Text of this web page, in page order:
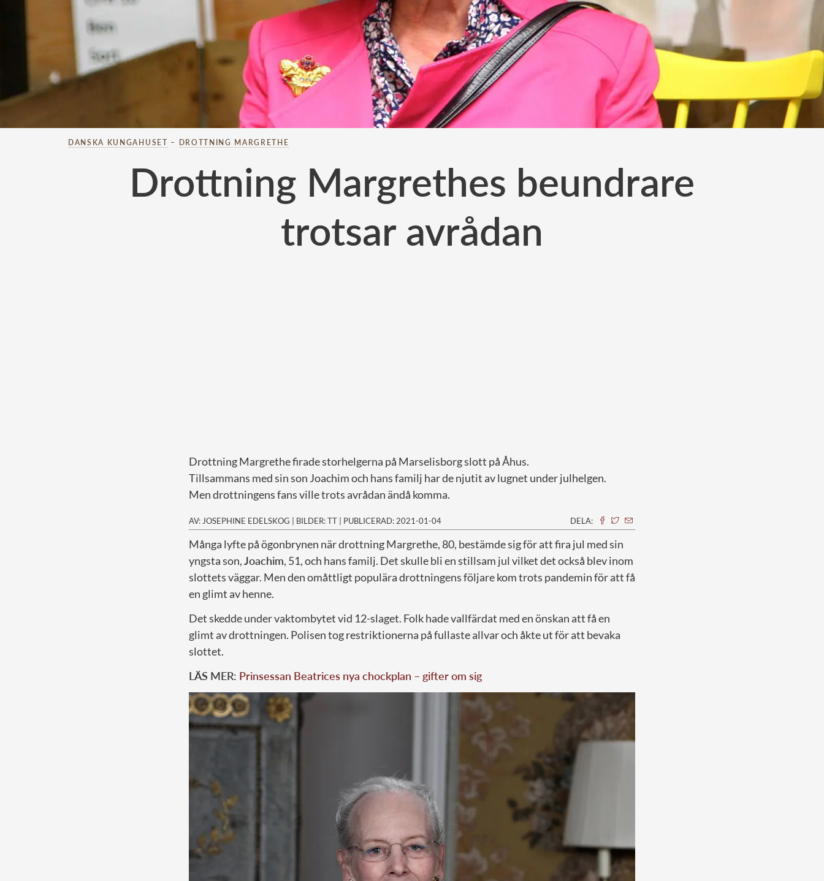
DANSKA KUNGAHUSET – DROTTNING MARGRETHE
Drottning Margrethes beundrare
trotsar avrådan
Drottning Margrethe firade storhelgerna på Marselisborg slott på Åhus.
Tillsammans med sin son Joachim och hans familj har de njutit av lugnet under julhelgen.
Men drottningens fans ville trots avrådan ändå komma.
AV: JOSEPHINE EDELSKOG | BILDER: TT | PUBLICERAD: 2021-01-04 DELA:
Många lyfte på ögonbrynen när drottning Margrethe, 80, bestämde sig för att fira jul med sin
yngsta son,Joachim, 51, och hans familj. Det skulle bli en stillsam jul vilket det också blev inom
slottets väggar. Men den omåttligt populära drottningens följare kom trots pandemin för att få
en glimt av henne.
Det skedde under vaktombytet vid 12-slaget. Folk hade vallfärdat med en önskan att få en
glimt av drottningen. Polisen tog restriktionerna på fullaste allvar och åkte ut för att bevaka
slottet.
LÄS MER: Prinsessan Beatrices nya chockplan – gifter om sig